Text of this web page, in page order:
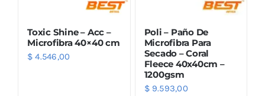
Toxic Shine – Acc –
Microfibra 40×40 cm
$ 4.546,00
Poli – Paño De
Microfibra Para
Secado – Coral
Fleece 40x40cm –
1200gsm
$9.593,00